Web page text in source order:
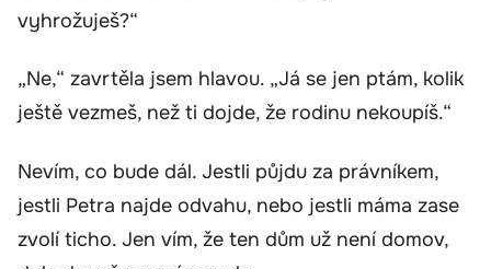
vyhrožuješ?“
„Ne,“ zavrtěla jsem hlavou. „Já se jen ptám, kolik
ještě vezmeš, než ti dojde, že rodinu nekoupíš.“
Nevím, co bude dál. Jestli půjdu za právníkem,
jestli Petra najde odvahu, nebo jestli máma zase
zvolí ticho. Jen vím, že ten dům už není domov,